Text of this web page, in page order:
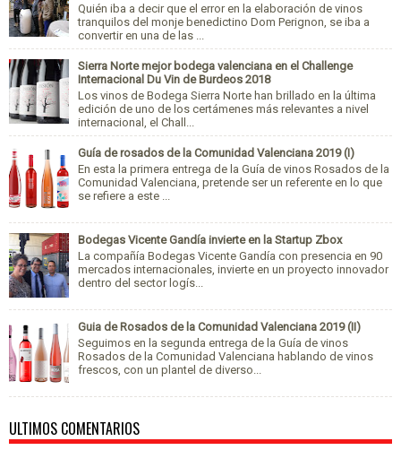
Quién iba a decir que el error en la elaboración de vinos
tranquilos del monje benedictino Dom Perignon, se iba a
convertir en una de las ...
Sierra Norte mejor bodega valenciana en el Challenge
Internacional Du Vin de Burdeos 2018
Los vinos de Bodega Sierra Norte han brillado en la última
edición de uno de los certámenes más relevantes a nivel
internacional, el Chall...
Guía de rosados de la Comunidad Valenciana 2019 (I)
En esta la primera entrega de la Guía de vinos Rosados de la
Comunidad Valenciana, pretende ser un referente en lo que
se refiere a este ...
Bodegas Vicente Gandía invierte en la Startup Zbox
La compañía Bodegas Vicente Gandía con presencia en 90
mercados internacionales, invierte en un proyecto innovador
dentro del sector logís...
Guia de Rosados de la Comunidad Valenciana 2019 (II)
Seguimos en la segunda entrega de la Guía de vinos
Rosados de la Comunidad Valenciana hablando de vinos
frescos, con un plantel de diverso...
ULTIMOS COMENTARIOS